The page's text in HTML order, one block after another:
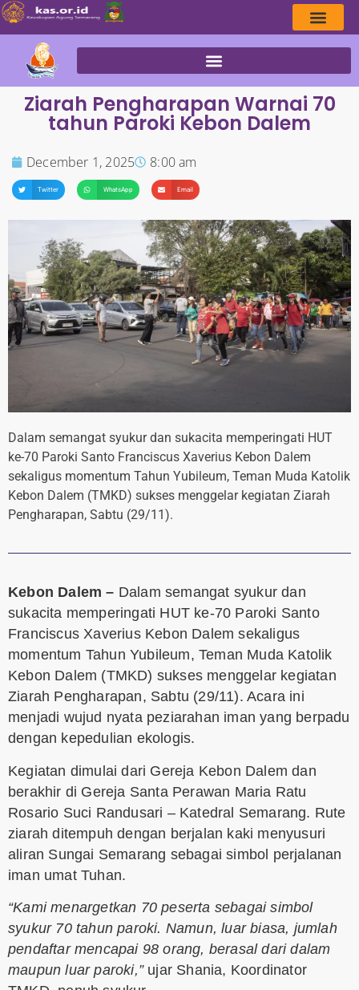
Ziarah Pengharapan Warnai 70
tahun Paroki Kebon Dalem
December 1, 2025 8:00 am
Twitter WhatsApp Email
Dalam semangat syukur dan sukacita memperingati HUT
ke-70 Paroki Santo Franciscus Xaverius Kebon Dalem
sekaligus momentum Tahun Yubileum, Teman Muda Katolik
Kebon Dalem (TMKD) sukses menggelar kegiatan Ziarah
Pengharapan, Sabtu (29/11).
Kebon Dalem – Dalam semangat syukur dan
sukacita memperingati HUT ke-70 Paroki Santo
Franciscus Xaverius Kebon Dalem sekaligus
momentum Tahun Yubileum, Teman Muda Katolik
Kebon Dalem (TMKD) sukses menggelar kegiatan
Ziarah Pengharapan, Sabtu (29/11). Acara ini
menjadi wujud nyata peziarahan iman yang berpadu
dengan kepedulian ekologis.
Kegiatan dimulai dari Gereja Kebon Dalem dan
berakhir di Gereja Santa Perawan Maria Ratu
Rosario Suci Randusari – Katedral Semarang. Rute
ziarah ditempuh dengan berjalan kaki menyusuri
aliran Sungai Semarang sebagai simbol perjalanan
iman umat Tuhan.
“Kami menargetkan 70 peserta sebagai simbol
syukur 70 tahun paroki. Namun, luar biasa, jumlah
pendaftar mencapai 98 orang, berasal dari dalam
maupun luar paroki,”ujar Shania, Koordinator